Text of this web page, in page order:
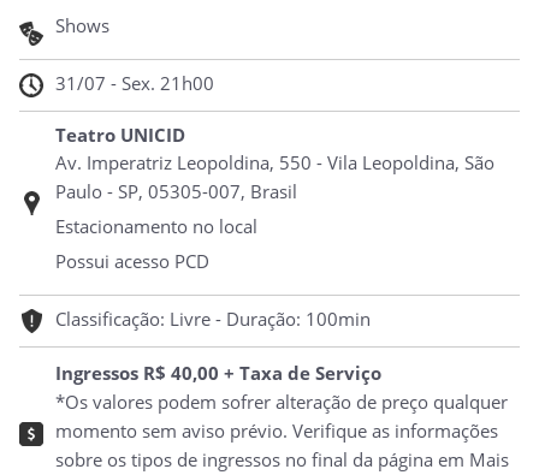
Shows
31/07 - Sex. 21h00
Teatro UNICID
Av. Imperatriz Leopoldina, 550 - Vila Leopoldina, São
Paulo - SP, 05305-007, Brasil
Estacionamento no local
Possui acesso PCD
Classificação: Livre - Duração: 100min
Ingressos R$ 40,00 + Taxa de Serviço
*Os valores podem sofrer alteração de preço qualquer
momento sem aviso prévio. Verifique as informações
sobre os tipos de ingressos no final da página em Mais